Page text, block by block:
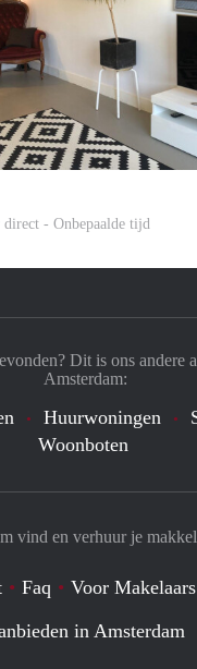
direct - Onbepaalde tijd
vind en verhuur je
Faq
Voor Makelaars
in Amsterdam
Dit is ons andere
Amsterdam:
Huurwoningen
Woonboten